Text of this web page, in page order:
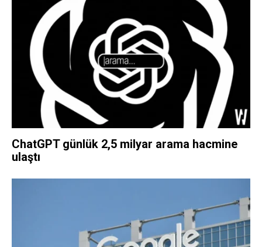
ChatGPT günlük 2,5 milyar arama hacmine
ulaştı